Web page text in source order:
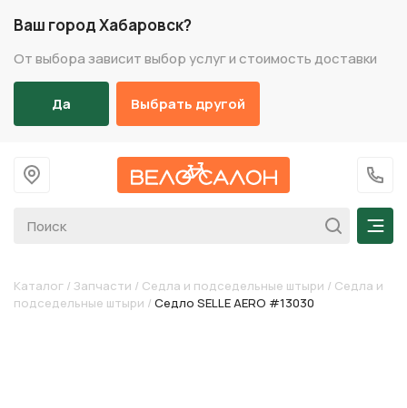
Ваш город Хабаровск?
От выбора зависит выбор услуг и стоимость доставки
Да Выбрать другой
На главную
+7
Каталог / Запчасти / Седла и подседельные штыри / Седла и
подседельные штыри / Седло SELLE AERO #13030